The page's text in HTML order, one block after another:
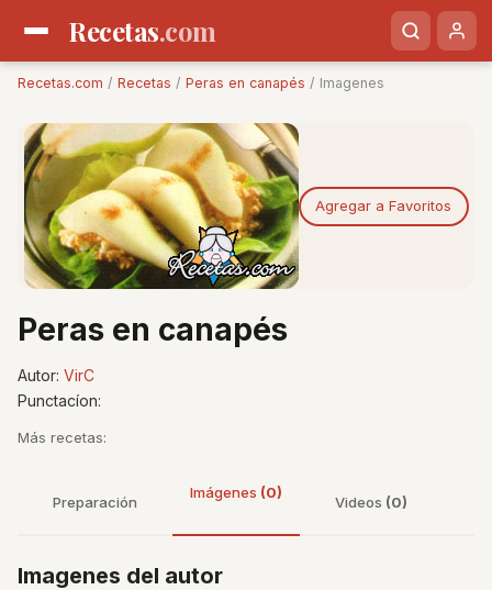
Recetas.com
Recetas.com / Recetas / Peras en canapés / Imagenes
Agregar a Favoritos
Peras en canapés
Autor: VirC
Punctacíon:
Más recetas:
Preparación
Imágenes (0)
Videos (0)
Imagenes del autor